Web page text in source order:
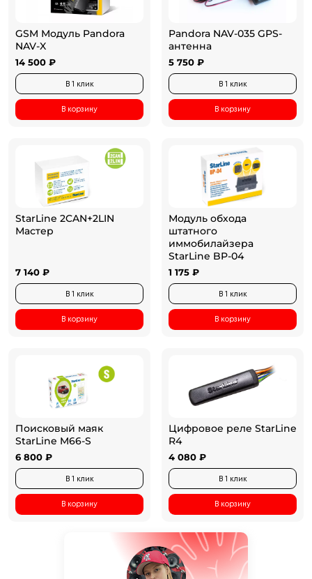
GSM Модуль Pandora
NAV-X
14 500 ₽
В 1 клик
В корзину
Pandora NAV-035 GPS-
антенна
5 750 ₽
В 1 клик
В корзину
StarLine 2CAN+2LIN
Мастер
7 140 ₽
В 1 клик
В корзину
Модуль обхода
штатного
иммобилайзера
StarLine BP-04
1 175 ₽
В 1 клик
В корзину
Поисковый маяк
StarLine M66-S
6 800 ₽
В 1 клик
В корзину
Цифровое реле StarLine
R4
4 080 ₽
В 1 клик
В корзину